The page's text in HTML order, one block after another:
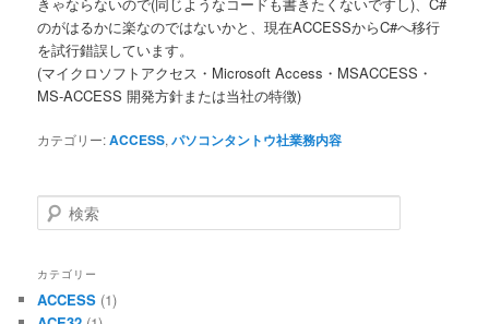
のがはるかに楽なのではないかと、現在ACCESSからC#へ移行
を試行錯誤しています。
(マイクロソフトアクセス・Microsoft Access・MSACCESS・
MS-ACCESS 開発方針または当社の特徴)
カテゴリー:ACCESS,パソコンタントウ社業務内容
検
索
カテゴリー
ACCESS (1)